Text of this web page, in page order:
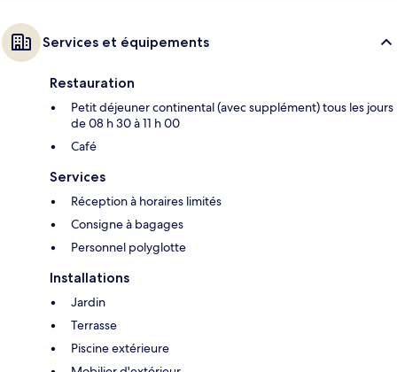
Services et équipements
Restauration
Petit déjeuner continental (avec supplément) tous les jours
de 08 h 30 à 11 h 00
Café
Services
Réception à horaires limités
Consigne à bagages
Personnel polyglotte
Installations
Jardin
Terrasse
Piscine extérieure